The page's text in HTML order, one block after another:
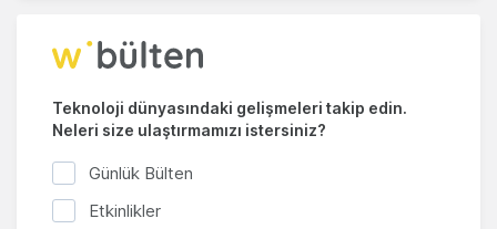
Teknoloji dünyasındaki gelişmeleri takip edin.
Neleri size ulaştırmamızı istersiniz?
Günlük Bülten
Etkinlikler